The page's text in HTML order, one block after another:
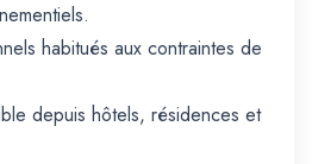
habitués aux contraintes de
depuis hôtels, résidences et